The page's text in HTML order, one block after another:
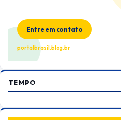
Entre em contato
portalbrasil.blog.br
TEMPO